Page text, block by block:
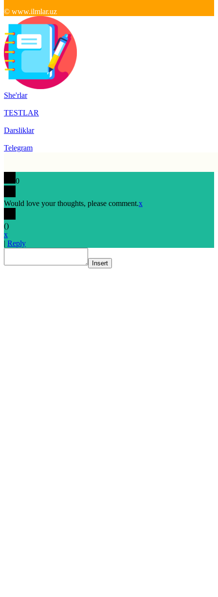
© www.ilmlar.uz
She'rlar
TESTLAR
Darsliklar
Telegram
0
Would love your thoughts, please comment.x
()
x
| Reply
Insert